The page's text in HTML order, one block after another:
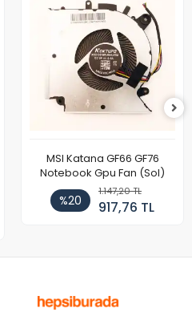
MSI Katana GF66 GF76
Notebook Gpu Fan (Sol)
%20
1.147,20 TL
917,76 TL